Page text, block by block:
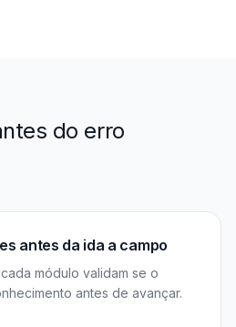
do erro
antes da ida a campo
módulo validam se o
antes de avançar.